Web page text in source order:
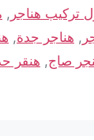
تركيب هناجر ,
, هناجر جدة,
صاج, هنقر